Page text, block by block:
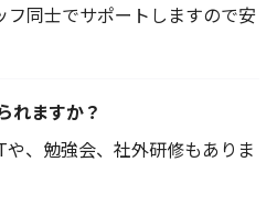
同士でサポートしますので安
れますか？
、勉強会、社外研修もありま